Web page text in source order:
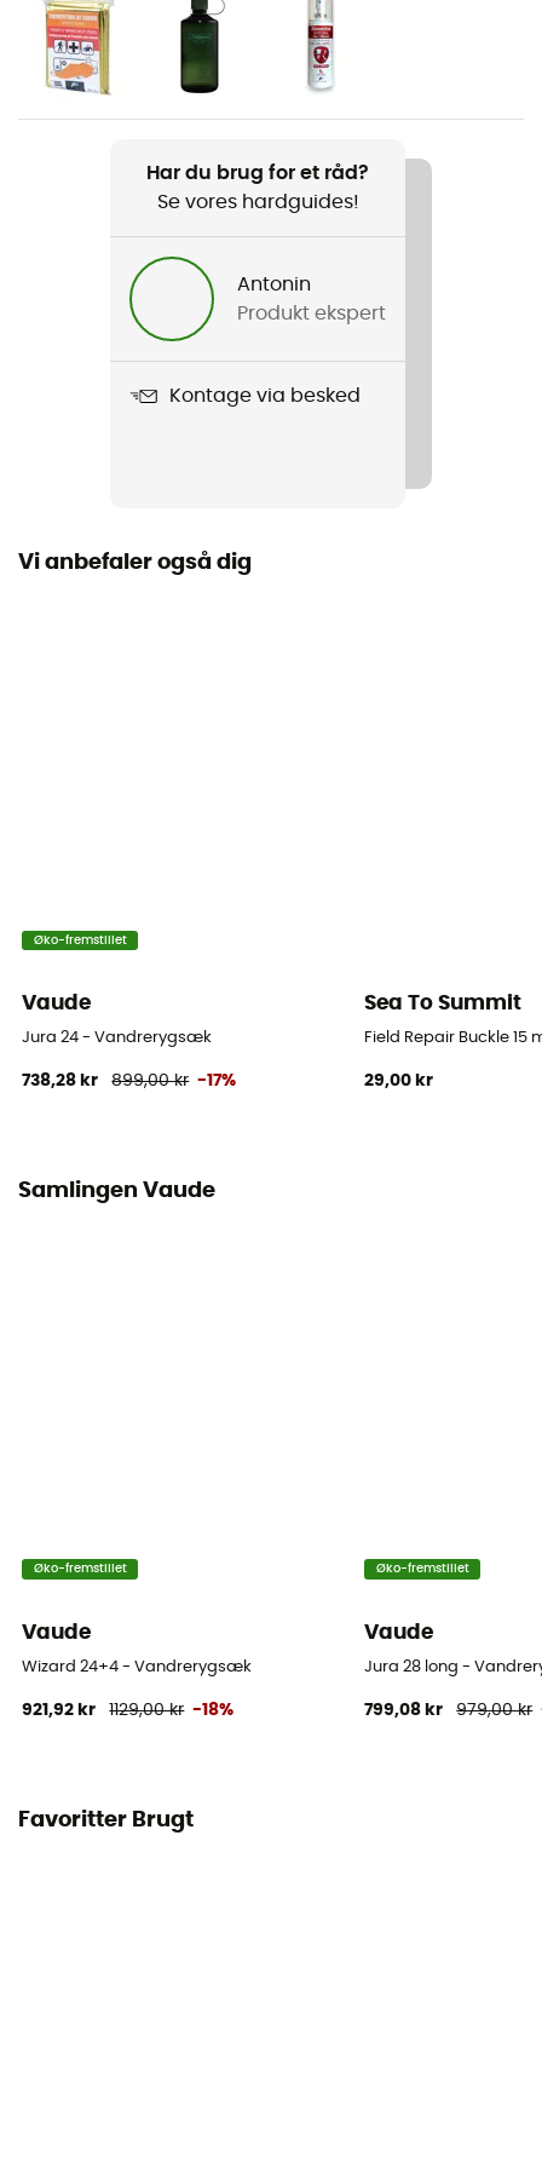
Vægt
1 520 g
Produkt
Kompatibel med hydratiseringssystem
Label
71% Polyamide - 29% Polyester
Tasken for
100 % Polyamide
Har du brug for et råd?
Se vores hardguides!
Antonin
Produkt ekspert
Kontage via besked
Vi anbefaler også dig
Øko-fremstillet
Vaude
Jura 24 - Vandrerygsæk
738,28 kr 899,00 kr -17%
Sea To Summit
Field Repair Buckle 15
29,00 kr
Samlingen Vaude
Øko-fremstillet
Vaude
Wizard 24+4 - Vandrerygsæk
921,92 kr 1129,00 kr -18%
Øko-fremstillet
Vaude
Jura 28 long -
799,08 kr 979,00 kr
Favoritter Brugt